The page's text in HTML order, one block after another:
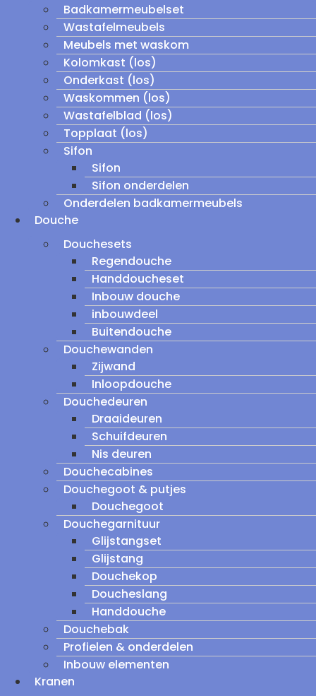
Badkamermeubelset
Wastafelmeubels
Meubels met waskom
Kolomkast (los)
Onderkast (los)
Waskommen (los)
Wastafelblad (los)
Topplaat (los)
Sifon
Sifon
Sifon onderdelen
Onderdelen badkamermeubels
Douche
Douchesets
Regendouche
Handdoucheset
Inbouw douche
inbouwdeel
Buitendouche
Douchewanden
Zijwand
Inloopdouche
Douchedeuren
Draaideuren
Schuifdeuren
Nis deuren
Douchecabines
Douchegoot & putjes
Douchegoot
Douchegarnituur
Glijstangset
Glijstang
Douchekop
Doucheslang
Handdouche
Douchebak
Profielen & onderdelen
Inbouw elementen
Kranen